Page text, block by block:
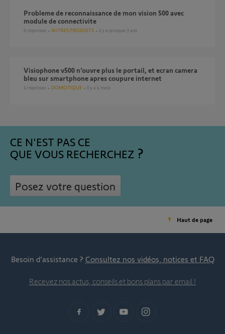
probleme de reconnaissance de mon vision 500 avec
module de connectivite
6 réponses AUTRES PRODUITS il y a presque 3 ans
Visiophone v500 n’ouvre plus le portail, et ecran camera
bleu sur smartphone apres coupure internet
4 réponses DOMOTIQUE il y a 4 mois
CE N'EST PAS CE
QUE VOUS RECHERCHEZ
Posez votre question
Haut de page
Besoin d’assistance ? Consultez nos vidéos, notices et FAQ
Recevez nos actus, conseils et bons plans par email !